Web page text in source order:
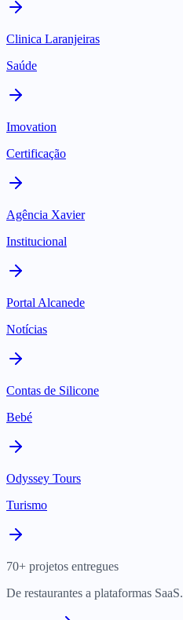
Clinica Laranjeiras
Saúde
Imovation
Certificação
Agência Xavier
Institucional
Portal Alcanede
Notícias
Contas de Silicone
Bebé
Odyssey Tours
Turismo
70+ projetos entregues
De restaurantes a plataformas SaaS.